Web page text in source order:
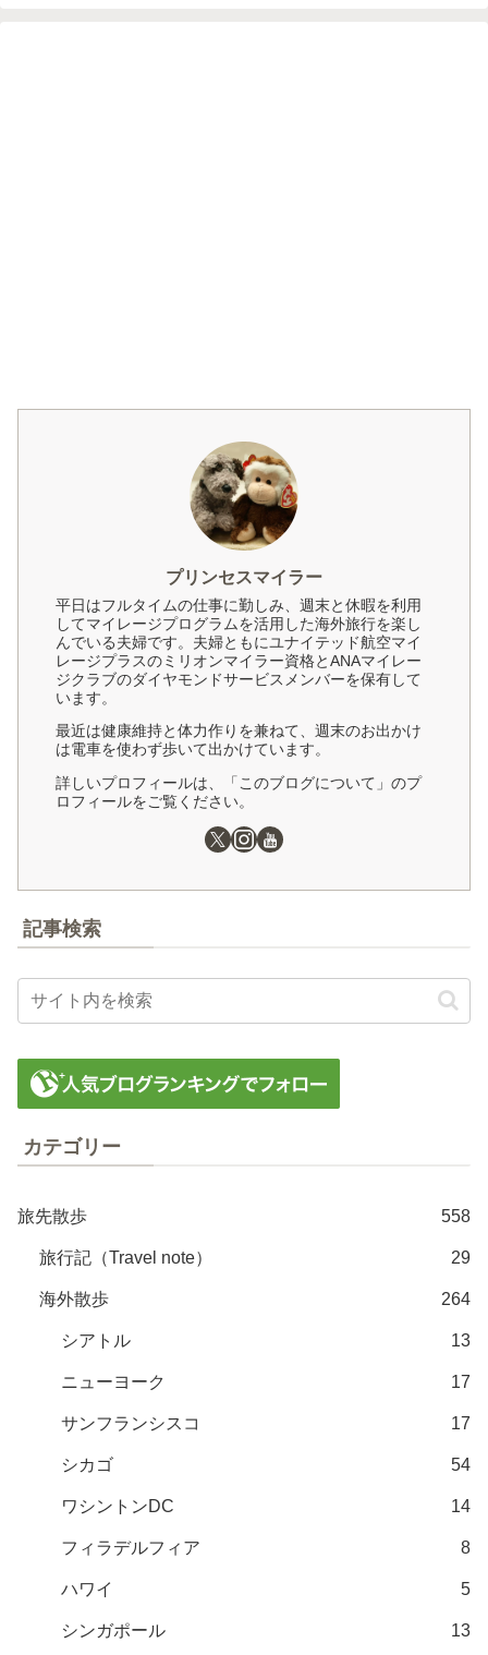
プリンセスマイラー
平日はフルタイムの仕事に勤しみ、週末と休暇を利用
してマイレージプログラムを活用した海外旅行を楽し
んでいる夫婦です。夫婦ともにユナイテッド航空マイ
レージプラスのミリオンマイラー資格とANAマイレー
ジクラブのダイヤモンドサービスメンバーを保有して
います。
最近は健康維持と体力作りを兼ねて、週末のお出かけ
は電車を使わず歩いて出かけています。
詳しいプロフィールは、「このブログについて」のプ
ロフィールをご覧ください。
記事検索
カテゴリー
旅先散歩 558
旅行記（Travel note） 29
海外散歩 264
シアトル 13
ニューヨーク 17
サンフランシスコ 17
シカゴ 54
ワシントンDC 14
フィラデルフィア 8
ハワイ 5
シンガポール 13